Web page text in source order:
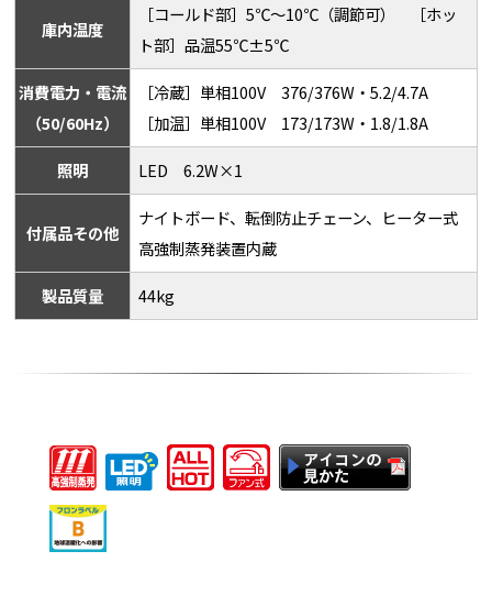
庫内温度
［コールド部］5℃～10℃（調節可） ［ホッ
ト部］品温55℃±5℃
消費電力・電流
（50/60Hz）
［冷蔵］単相100V 376/376W・5.2/4.7A
［加温］単相100V 173/173W・1.8/1.8A
照明 LED 6.2W×1
付属品その他
ナイトボード、転倒防止チェーン、ヒーター式
高強制蒸発装置内蔵
製品質量 44kg